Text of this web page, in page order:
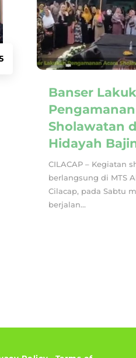
Banser
Sholawatan
Hidayah
CILACAP – Kegiatan
berlangsung di MTS
Cilacap, pada Sabtu
berjalan...